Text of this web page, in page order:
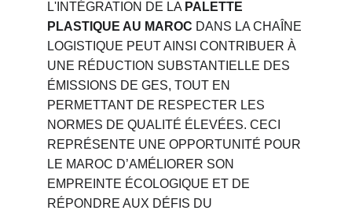
L'INTÉGRATION DE LA PALETTE
PLASTIQUE AU MAROC DANS LA CHAÎNE
LOGISTIQUE PEUT AINSI CONTRIBUER À
UNE RÉDUCTION SUBSTANTIELLE DES
ÉMISSIONS DE GES, TOUT EN
PERMETTANT DE RESPECTER LES
NORMES DE QUALITÉ ÉLEVÉES. CECI
REPRÉSENTE UNE OPPORTUNITÉ POUR
LE MAROC D’AMÉLIORER SON
EMPREINTE ÉCOLOGIQUE ET DE
RÉPONDRE AUX DÉFIS DU